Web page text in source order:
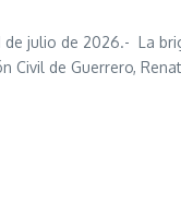
de julio de 2026.- La
Civil de Guerrero,